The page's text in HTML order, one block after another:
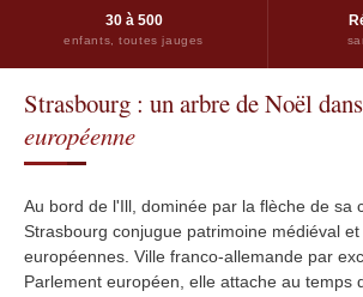
30 à 500
enfants, toutes jauges
Strasbourg : un arbre de Noël dans
européenne
Au bord de l'Ill, dominée par la flèche de sa
Strasbourg conjugue patrimoine médiéval
européennes. Ville franco-allemande par
Parlement européen, elle attache au temps